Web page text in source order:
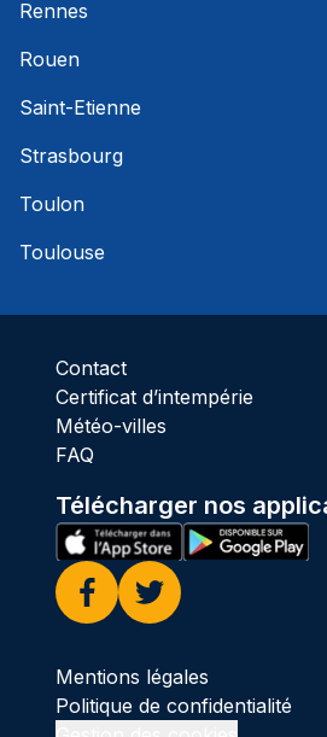
Rennes
Rouen
Saint-Etienne
Strasbourg
Toulon
Toulouse
Contact
Certificat d’intempérie
Météo-villes
FAQ
Télécharger nos
Facebook
Twitter
Mentions légales
Politique de confidentialité